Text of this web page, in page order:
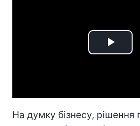
Play
На думку бізнесу,